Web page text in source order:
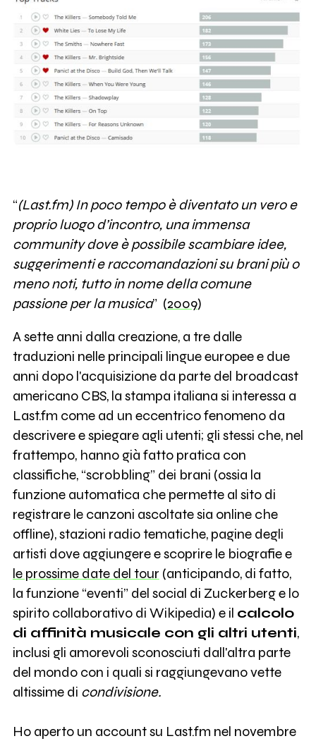
“(Last.fm) In poco tempo è diventato un vero e
proprio luogo d’incontro, una immensa
community dove è possibile scambiare idee,
suggerimenti e raccomandazioni su brani più o
meno noti, tutto in nome della comune
passione per la musica” (2009)
A sette anni dalla creazione, a tre dalle
traduzioni nelle principali lingue europee e due
anni dopo l'acquisizione da parte del broadcast
americano CBS, la stampa italiana si interessa a
Last.fm come ad un eccentrico fenomeno da
descrivere e spiegare agli utenti; gli stessi che, nel
frattempo, hanno già fatto pratica con
classifiche, “scrobbling” dei brani (ossia la
funzione automatica che permette al sito di
registrare le canzoni ascoltate sia online che
offline), stazioni radio tematiche, pagine degli
artisti dove aggiungere e scoprire le biografie e
le prossime date del tour (anticipando, di fatto,
la funzione “eventi” del social di Zuckerberg e lo
spirito collaborativo di Wikipedia) e il calcolo
di affinità musicale con gli altri utenti,
inclusi gli amorevoli sconosciuti dall'altra parte
del mondo con i quali si raggiungevano vette
altissime di condivisione.
Ho aperto un account su Last.fm nel novembre